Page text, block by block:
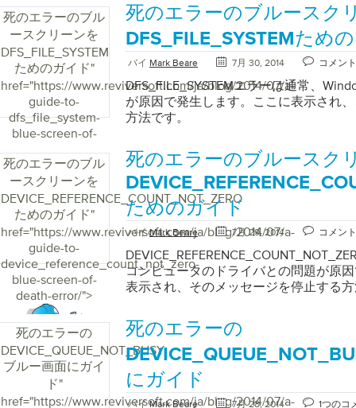
スは、Windowsソフトウェアのバージ
す。 Windows XPの場合は、まず[ スタ
し、 [ ファイル名を指定して実行 ]ダイ
regedit」と入力します。エンターキー
実行します。HKEY_LOCAL_MACHINE \
CurrentControl \ VirtualDeviceDrivers別
れ、右側のペインにVDD値を削除しま
ンに進み、 Virtual Device Driverキーを
エディタを終了し、コンピュータを再
2000でエラーを修正するには、[ スタ
し、[ ファイル名を指定して実行]ダイ
と入力してEnterキーを押します。次の
HKEY_LOCAL_MACHINE \ SYSTEM \
\ VirtualDeviceDrivers編集メニューに進
ーの[ REG_MULTI_S2 ]をクリックしま
再起動します。 解決策の別のセットは
のにも役立ちます。まず、RASファイ
し、Windows NTエクスプローラーがイ
と同じフォルダーにあるRascpl.cplファ
ルの名前を変更します。次に、 [スター
てRASサービスを削除し、 [設定]と[ コ
ます。 [ ネットワーク ]タブに移動し、[
死のエラーのブル
ースクリーンを
DFS_FILE_SYSTEM
ためのガイド"
href="https://www.reviversoft.com/ja/blog/2014/07/a-
guide-to-
dfs_file_system-
blue-screen-of-
死のエラーのブルースク
DFS_FILE_SYSTEMため
バイ Mark Beare 7月 30, 2014 コメン
DFS_FILE_SYSTEMエラーは通常、
が原因で発生します。ここに表示され
方法です。
死のエラーのブル
ースクリーンを
DEVICE_REFERENCE_COUNT_NOT_ZERO
ためのガイド"
href="https://www.reviversoft.com/ja/blog/2014/07/a-
guide-to-
device_reference_count_not_zero-
blue-screen-of-
death-error/">
死のエラーのブルースク
ためのガイド
バイMark Beare 7月 29, 2014 コメン
コンピュータのドライバとの問題が原
表示され、そのメッセージを停止する
死のエラーの
DEVICE_QUEUE_NOT_BUSY
ブルー画面にガイ
ド"
href="https://www.reviversoft.com/ja/blog/2014/07/a-
死のエラーの
にガイド
バイMark Beare 7月 28, 2014 1つのコ